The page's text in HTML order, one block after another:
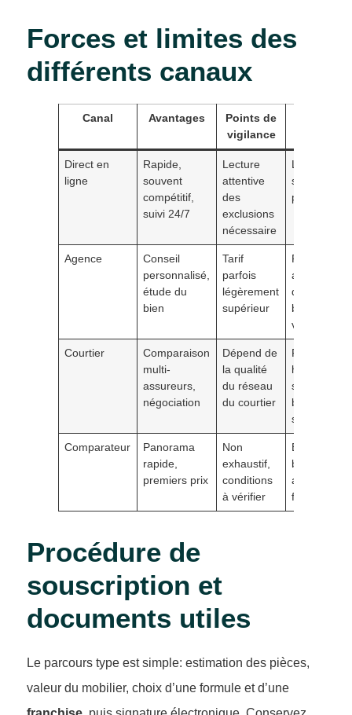
Forces et limites des
différents canaux
Canal Avantages
Points de
vigilance
Direct en
ligne
Rapide,
souvent
compétitif,
suivi 24/7
Lecture
attentive
des
exclusions
nécessaire
Locataires
studio,
pressés
Agence
Conseil
personnalisé,
étude du
bien
Tarif
parfois
légèrement
supérieur
avec
biens de
valeur
Courtier
Comparaison
multi-
assureurs,
négociation
Dépend de
la qualité
du réseau
du courtier
Profils avec
historique
sinistres,
besoins
spécifiques
Comparateur
Panorama
rapide,
premiers prix
Non
exhaustif,
conditions
à vérifier
Ébauche de
benchmark
avant devis
final
Procédure de
souscription et
documents utiles
Le parcours type est simple: estimation des pièces,
valeur du mobilier, choix d’une formule et d’une